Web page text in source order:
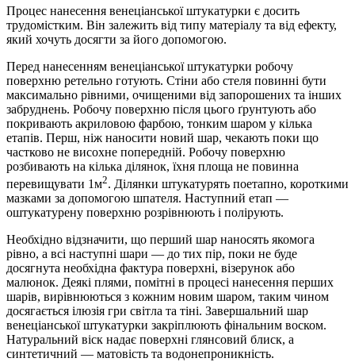
Процес нанесення венеціанської штукатурки є досить
трудомістким. Він залежить від типу матеріалу та від ефекту,
який хочуть досягти за його допомогою.
Перед нанесенням венеціанської штукатурки робочу
поверхню ретельно готують. Стіни або стеля повинні бути
максимально рівними, очищеними від запорошених та інших
забруднень. Робочу поверхню після цього ґрунтують або
покривають акриловою фарбою, тонким шаром у кілька
етапів. Перш, ніж наносити новий шар, чекають поки що
частково не висохне попередній. Робочу поверхню
розбивають на кілька ділянок, їхня площа не повинна
перевищувати 1м2. Ділянки штукатурять поетапно, короткими
мазками за допомогою шпателя. Наступний етап —
оштукатурену поверхню розрівнюють і полірують.
Необхідно відзначити, що перший шар наносять якомога
рівно, а всі наступні шари — до тих пір, поки не буде
досягнута необхідна фактура поверхні, візерунок або
малюнок. Деякі плями, помітні в процесі нанесення перших
шарів, вирівнюються з кожним новим шаром, таким чином
досягається ілюзія гри світла та тіні. Завершальний шар
венеціанської штукатурки закріплюють фінальним воском.
Натуральний віск надає поверхні глянсовий блиск, а
синтетичний — матовість та водонепроникність.